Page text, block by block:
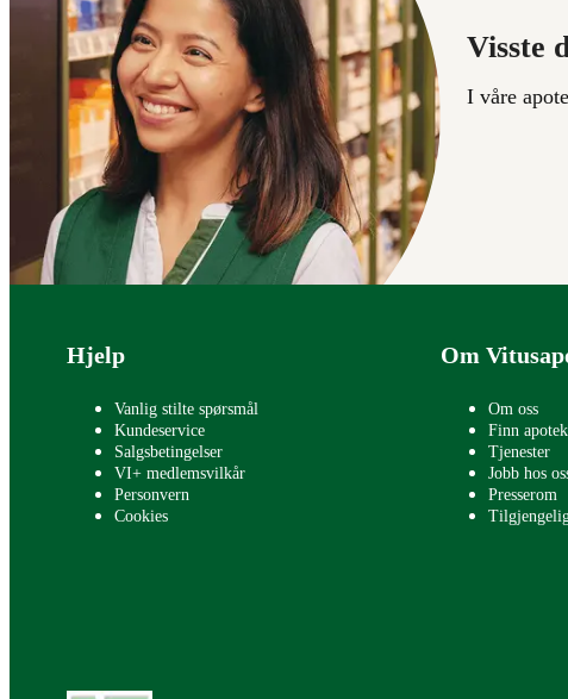
Visste
I våre
Bunntekst
Hjelp
Vanlig stilte spørsmål
Kundeservice
Salgsbetingelser
VI+ medlemsvilkår
Personvern
Cookies
Om
Om oss
Finn apotek
Tjenester
Jobb hos
Presserom